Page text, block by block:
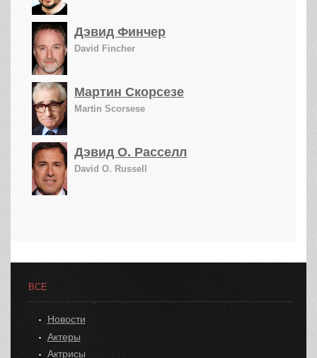
Дэвид Финчер
David Fincher
Мартин Скорсезе
Martin Scorsese
Дэвид О. Расселл
David O. Russell
ВСЕ
Новости
Актеры
Актрисы